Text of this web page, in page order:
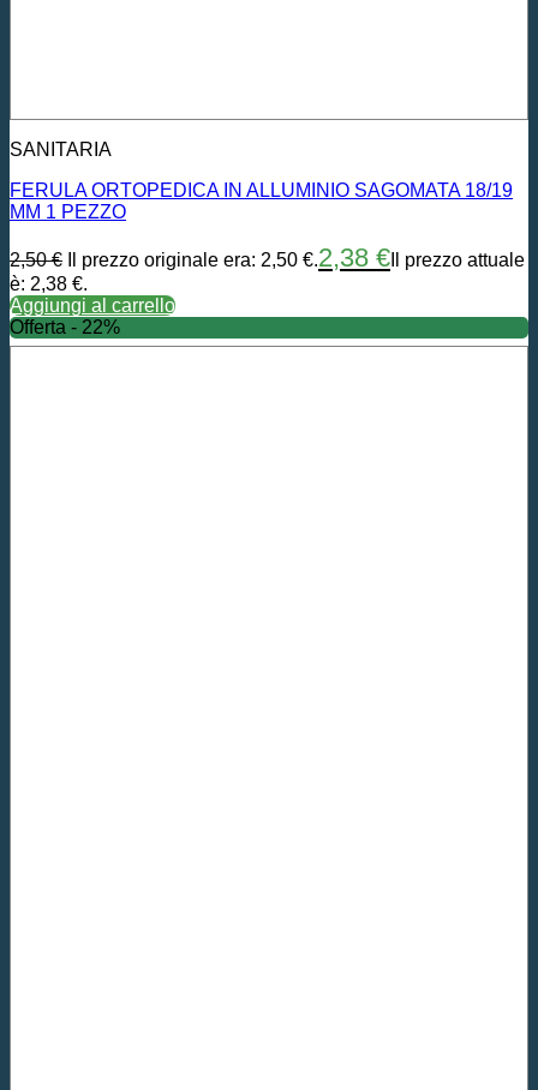
SANITARIA
FERULA ORTOPEDICA IN ALLUMINIO SAGOMATA 18/19
MM 1 PEZZO
2,50€ Il prezzo originale era: 2,50 €.2,38 € Il prezzo attuale
è: 2,38 €.
Aggiungi al carrello
Offerta - 22%